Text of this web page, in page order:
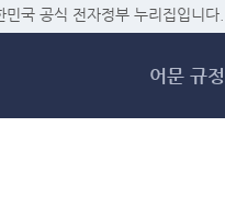
메
민국 공식 전자정부 누리집입니다.
어문 규정